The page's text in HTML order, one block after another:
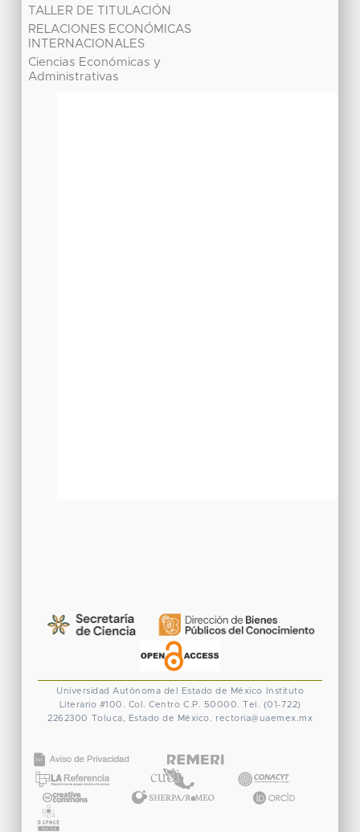
TALLER DE TITULACIÓN
RELACIONES ECONÓMICAS
INTERNACIONALES
Ciencias Económicas y
Administrativas
Universidad Autónoma del Estado de México
Instituto
Literario #100. Col. Centro C.P. 50000. Tel. (01-722)
2262300 Toluca, Estado de México. rectoria@uaemex.mx